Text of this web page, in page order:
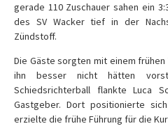
gerade 110 Zuschauer sahen ein
des SV Wacker tief in der
Zündstoff.
Die Gäste sorgten mit einem
ihn besser nicht hätten
Schiedsrichterball flankte Luca
Gastgeber. Dort positionierte
erzielte die frühe Führung für die